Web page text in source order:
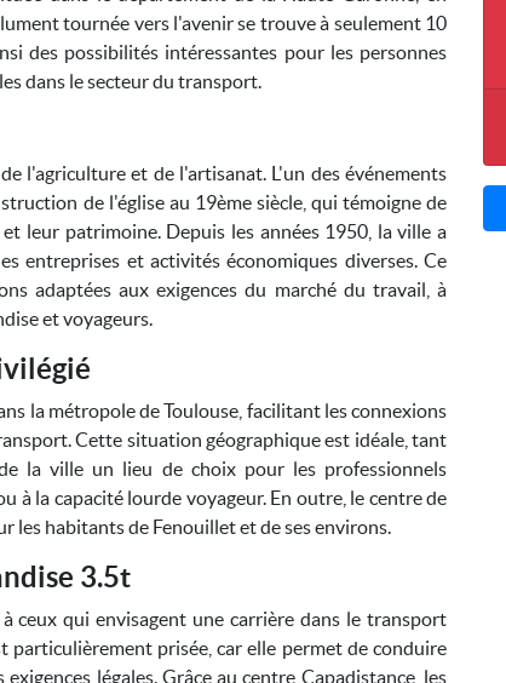
tournée vers l'avenir se trouve à seulement 10
des possibilités intéressantes pour les personnes
dans le secteur du transport.
l'agriculture et de l'artisanat. L'un des événements
de l'église au 19ème siècle, qui témoigne de
leur patrimoine. Depuis les années 1950, la ville a
entreprises et activités économiques diverses. Ce
adaptées aux exigences du marché du travail, à
et voyageurs.
la métropole de Toulouse, facilitant les connexions
Cette situation géographique est idéale, tant
la ville un lieu de choix pour les professionnels
à la capacité lourde voyageur. En outre, le centre de
les habitants de Fenouillet et de ses environs.
3.5t
ceux qui envisagent une carrière dans le transport
particulièrement prisée, car elle permet de conduire
légales. Grâce au centre Capadistance, les